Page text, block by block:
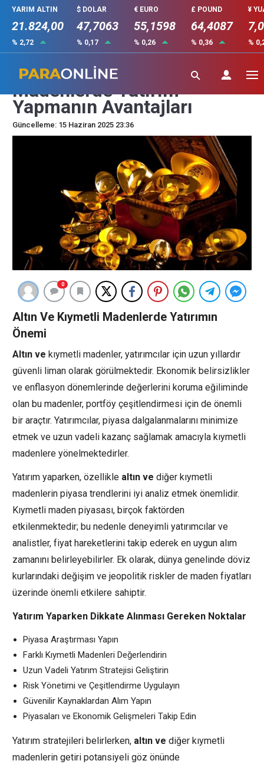
YARIM ALTIN
21.824,00
% 2,72
$ DOLAR
47,7063
% 0,17
€ EURO
55,1598
% 0,26
£ POUND
64,4087
% 0,36
¥
%
Altın ve Kıymetli
Madenlerde Yatırım
Yapmanın Avantajları
Güncelleme: 15 Haziran 2025 23:36
0
Altın Ve Kıymetli Madenlerde Yatırımın
Önemi
Altın ve kıymetli madenler, yatırımcılar için uzun yıllardır
güvenli liman olarak görülmektedir. Ekonomik belirsizlikler
ve enflasyon dönemlerinde değerlerini koruma eğiliminde
olan bu madenler, portföy çeşitlendirmesi için de önemli
bir araçtır. Yatırımcılar, piyasa dalgalanmalarını minimize
etmek ve uzun vadeli kazanç sağlamak amacıyla kıymetli
madenlere yönelmektedirler.
Yatırım yaparken, özellikle altın ve diğer kıymetli
madenlerin piyasa trendlerini iyi analiz etmek önemlidir.
Kıymetli maden piyasası, birçok faktörden
etkilenmektedir; bu nedenle deneyimli yatırımcılar ve
analistler, fiyat hareketlerini takip ederek en uygun alım
zamanını belirleyebilirler. Ek olarak, dünya genelinde döviz
kurlarındaki değişim ve jeopolitik riskler de maden fiyatları
üzerinde önemli etkilere sahiptir.
Yatırım Yaparken Dikkate Alınması Gereken Noktalar
Piyasa Araştırması Yapın
Farklı Kıymetli Madenleri Değerlendirin
Uzun Vadeli Yatırım Stratejisi Geliştirin
Risk Yönetimi ve Çeşitlendirme Uygulayın
Güvenilir Kaynaklardan Alım Yapın
Piyasaları ve Ekonomik Gelişmeleri Takip Edin
Yatırım stratejileri belirlerken, altın ve diğer kıymetli
madenlerin getiri potansiyeli göz önünde